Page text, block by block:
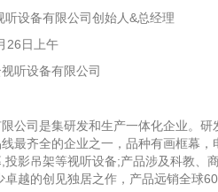
设备有限公司创始人&总经理
26日上午
听设备有限公司
公司是集研发和生产一体化企业。
最齐全的企业之一，品种有画框幕
投影吊架等视听设备;产品涉及科教、
越的创见独居之作，产品远销全球60